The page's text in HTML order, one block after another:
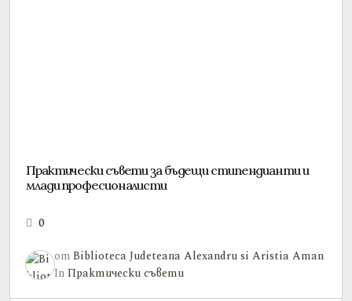
Практически съвети за бъдещи стипендианти и
млади професионалисти
0
отBiblioteca Judeteana Alexandru si Aristia Aman
InПрактически съвети